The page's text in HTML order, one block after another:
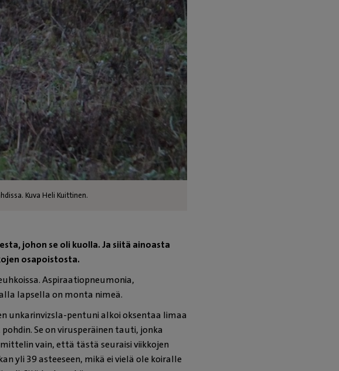
Kuva Heli Kuittinen.
johon se oli kuolla. Ja siitä ainoasta
osapoistosta.
Aspiraatiopneumonia,
lapsella on monta nimeä.
unkarinvizsla-pentuni alkoi oksentaa limaa
Se on virusperäinen tauti, jonka
vain, että tästä seuraisi viikkojen
yli 39 asteeseen, mikä ei vielä ole koiralle